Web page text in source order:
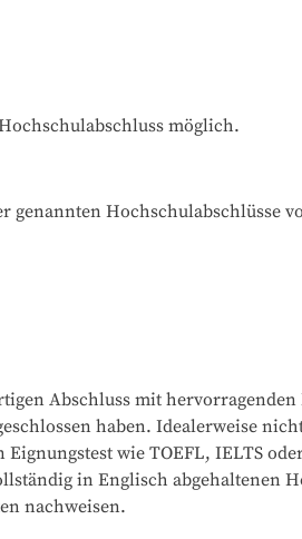
möglich.
genannten Hochschulabschlüsse
Abschluss mit
haben. Idealerweise
wie TOEFL, IELTS
in Englisch abgehaltenen
nachweisen.